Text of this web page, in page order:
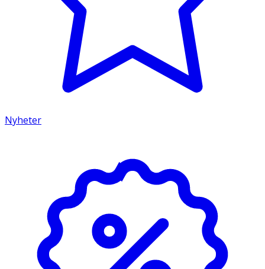
Nyheter